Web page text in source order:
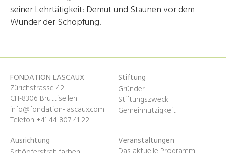
seiner Lehrtätigkeit: Demut und Staunen vor dem
Wunder der Schöpfung.
FONDATION LASCAUX
Zürichstrasse 42
CH-8306 Brüttisellen
info@fondation-lascaux.com
Telefon +41 44 807 41 22
Stiftung
Gründer
Stiftungszweck
Gemeinnützigkeit
Ausrichtung
Veranstaltungen